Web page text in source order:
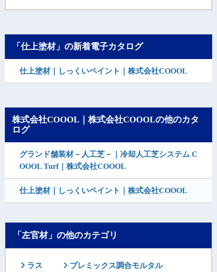
「仕上塗材」の新着電子カタログ
仕上塗材｜しっくいペイント｜株式会社COOOL
株式会社COOOL｜株式会社COOOLの他のカタ
ログ
グランド舗装材－人工芝－｜冷却人工芝システム C
OOOL Turf｜株式会社COOOL
仕上塗材｜しっくいペイント｜株式会社COOOL
「左官材」の他のカテゴリ
ラス プレミックス調合モルタル